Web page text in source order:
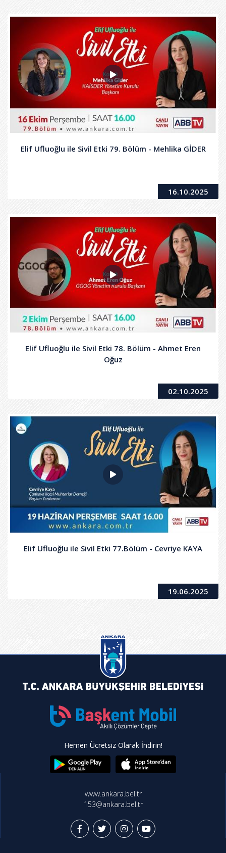
Elif Ufluoğlu ile Sivil Etki 79. Bölüm - Mehlika GİDER
16.10.2025
Elif Ufluoğlu ile Sivil Etki 78. Bölüm - Ahmet Eren
Oğuz
02.10.2025
Elif Ufluoğlu ile Sivil Etki 77.Bölüm - Cevriye KAYA
19.06.2025
Hemen Ücretsiz Olarak İndirin!
www.ankara.bel.tr
153@ankara.bel.tr